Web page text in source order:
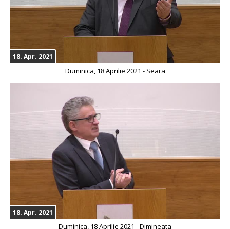
18. Apr. 2021
Duminica, 18 Aprilie 2021 - Seara
18. Apr. 2021
Duminica, 18 Aprilie 2021 - Dimineata